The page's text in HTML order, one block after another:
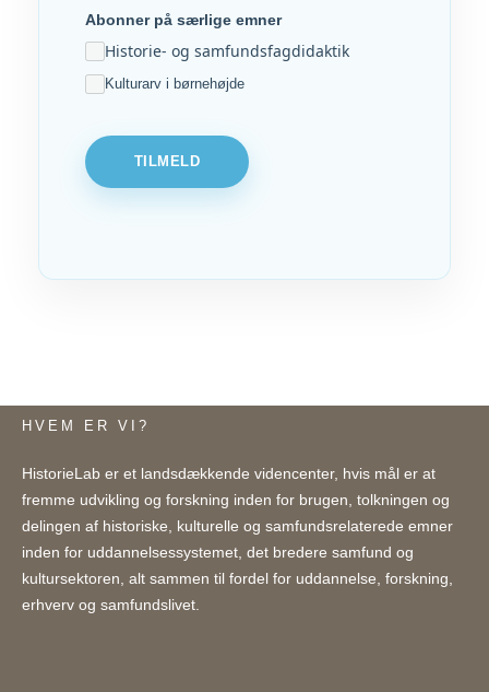
Abonner på særlige emner
Historie- og samfundsfagdidaktik
Kulturarv i børnehøjde
TILMELD
HVEM ER VI?
HistorieLab er et landsdækkende videncenter, hvis mål er at
fremme udvikling og forskning inden for brugen, tolkningen og
delingen af historiske, kulturelle og samfundsrelaterede emner
inden for uddannelsessystemet, det bredere samfund og
kultursektoren, alt sammen til fordel for uddannelse, forskning,
erhverv og samfundslivet.